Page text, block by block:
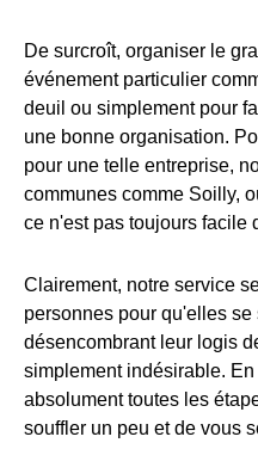
De surcroît, organiser le
événement particulier
deuil ou simplement pour
une bonne organisation.
pour une telle entreprise,
communes comme Soilly,
ce n'est pas toujours facile
Clairement, notre service
personnes pour qu'elles
désencombrant leur logis
simplement indésirable.
absolument toutes les
souffler un peu et de vous